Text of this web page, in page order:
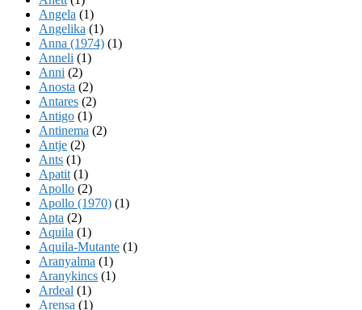
Angela (1)
Angelika (1)
Anna (1974) (1)
Anneli (1)
Anni (2)
Anosta (2)
Antares (2)
Antigo (1)
Antinema (2)
Antje (2)
Ants (1)
Apatit (1)
Apollo (2)
Apollo (1970) (1)
Apta (2)
Aquila (1)
Aquila-Mutante (1)
Aranyalma (1)
Aranykincs (1)
Ardeal (1)
Arensa (1)